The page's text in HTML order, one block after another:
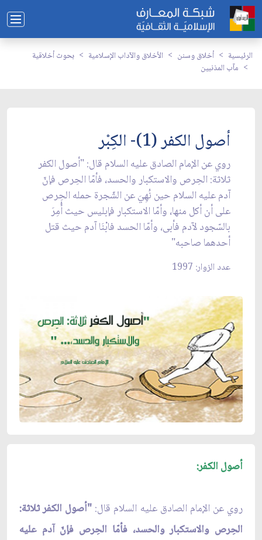
الرئيسية أخلاق وسنن الأخلاق والآداب الإسلامية
بحوث أخلاقية
مآب المذنبين
أصول الكفر (1)- الكِبْر
روي عن الإمام الصادق عليه السلام قال: "أصول الكفر
ثلاثة: الحِرص والاستكبار والحسد، فأمّا الحِرص فإنّ
آدم عليه السلام حين نُهِيَ عن الشّجرة حمله الحِرص
على أن أكل منها، وأمّا الاستكبار فإبليس حيث أُمِرَ
بالسّجود لآدم فأبى، وأمّا الحسد فابْنَا آدم حيث قتل
أحدهما صاحبه"
عدد الزوار: 1997
أصول الكفر:
روي عن الإمام الصادق عليه السلام قال: "أصول الكفر ثلاثة:
الحِرص والاستكبار والحسد، فأمّا الحِرص فإنّ آدم عليه